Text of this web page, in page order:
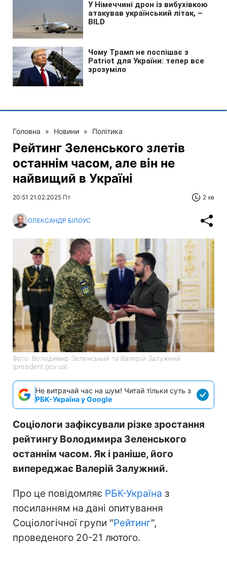
Головна » Новини » Політика
Рейтинг Зеленського злетів
останнім часом, але він не
найвищий в Україні
20:51 21.02.2025 Пт 2 хв
ОЛЕКСАНДР БІЛОУС
Фото: Володимир Зеленський та Валерій Залужний
(president.gov.ua)
Не витрачай час на шум! Читай тільки суть з
РБК-Україна у Google
Соціологи зафіксували різке зростання
рейтингу Володимира Зеленського
останнім часом. Як і раніше, його
випереджає Валерій Залужний.
Про це повідомляє РБК-Україна з
посиланням на дані опитування
Соціологічної групи "Рейтинг",
проведеного 20-21 лютого.